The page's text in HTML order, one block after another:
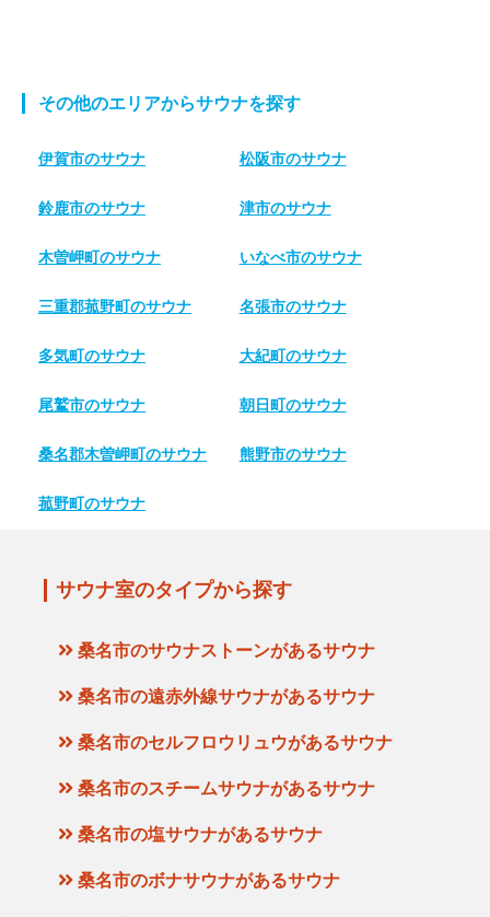
その他のエリアからサウナを探す
伊賀市のサウナ 松阪市のサウナ
鈴鹿市のサウナ 津市のサウナ
木曽岬町のサウナ いなべ市のサウナ
三重郡菰野町のサウナ 名張市のサウナ
多気町のサウナ 大紀町のサウナ
尾鷲市のサウナ 朝日町のサウナ
桑名郡木曽岬町のサウナ 熊野市のサウナ
菰野町のサウナ
サウナ室のタイプから探す
桑名市のサウナストーンがあるサウナ
桑名市の遠赤外線サウナがあるサウナ
桑名市のセルフロウリュウがあるサウナ
桑名市のスチームサウナがあるサウナ
桑名市の塩サウナがあるサウナ
桑名市のボナサウナがあるサウナ